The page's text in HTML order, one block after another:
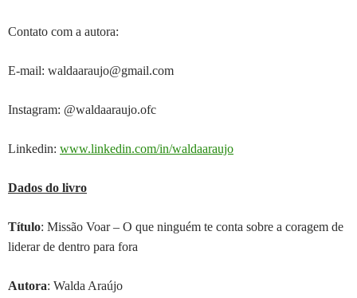
Contato com a autora:
E-mail: waldaaraujo@gmail.com
Instagram: @waldaaraujo.ofc
Linkedin: www.linkedin.com/in/waldaaraujo
Dados do livro
Título: Missão Voar – O que ninguém te conta sobre a coragem de
liderar de dentro para fora
Autora: Walda Araújo